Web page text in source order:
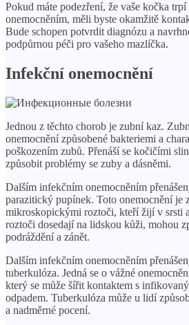
Pokud máte podezření, že vaše kočka
onemocněním, měli byste okamžitě
Bude schopen potvrdit diagnózu a
podpůrnou péči pro vašeho mazlíčka.
Infekční onemocnění
Jednou z těchto chorob je zubní kaz.
onemocnění způsobené bakteriemi a
poškozením zubů. Přenáší se kočičími
způsobit problémy se zuby a dásněmi.
Dalším infekčním onemocněním
parazitický pupínek. Toto onemocnění je
mikroskopickými roztoči, kteří žijí v srsti
roztoči dosedají na lidskou kůži, mohou
podráždění a zánět.
Dalším infekčním onemocněním
tuberkulóza. Jedná se o vážné
který se může šířit kontaktem s
odpadem. Tuberkulóza může u lidí
a nadměrné pocení.